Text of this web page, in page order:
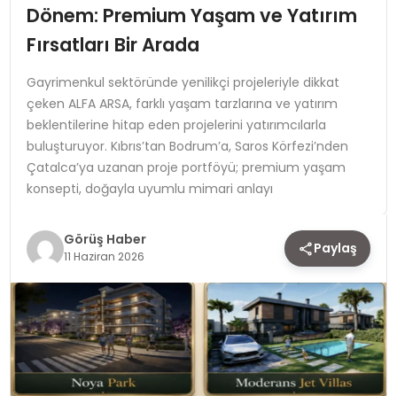
MAGAZIN
SPOR
TEKNOLOJI
YAŞAM
Dönem: Premium Yaşam ve Yatırım
Fırsatları Bir Arada
Gayrimenkul sektöründe yenilikçi projeleriyle dikkat
çeken ALFA ARSA, farklı yaşam tarzlarına ve yatırım
beklentilerine hitap eden projelerini yatırımcılarla
buluşturuyor. Kıbrıs’tan Bodrum’a, Saros Körfezi’nden
Çatalca’ya uzanan proje portföyü; premium yaşam
konsepti, doğayla uyumlu mimari anlayı
Görüş Haber
11 Haziran 2026 Paylaş